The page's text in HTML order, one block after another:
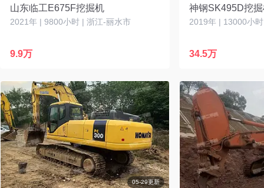
山东临工E675F挖掘机
2021年 | 9800小时 | 浙江-丽水市
9.9万
神钢SK495D挖
2019年 | 13000小
34.5万
05-29更新